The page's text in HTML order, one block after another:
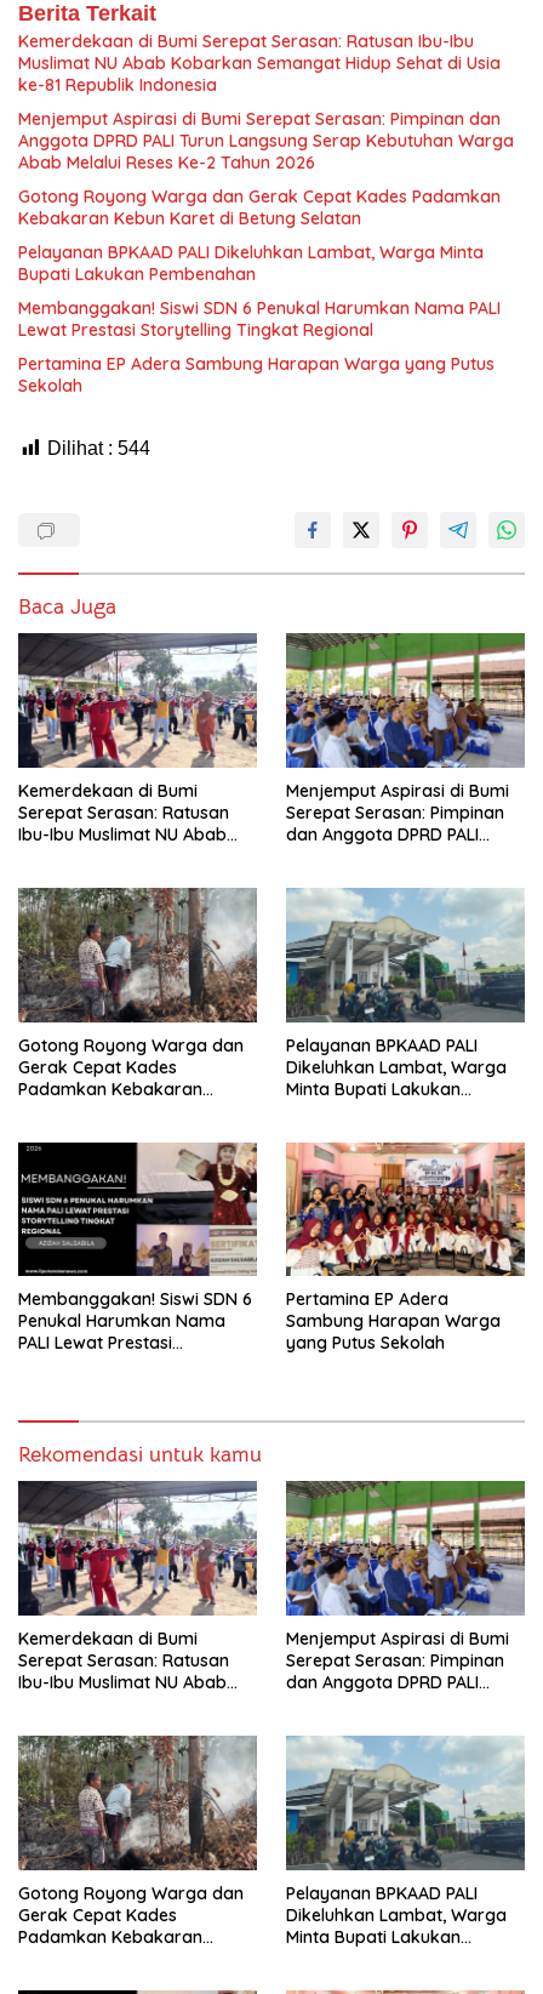
Berita Terkait
Kemerdekaan di Bumi Serepat Serasan: Ratusan Ibu-Ibu
Muslimat NU Abab Kobarkan Semangat Hidup Sehat di Usia
ke-81 Republik Indonesia
Menjemput Aspirasi di Bumi Serepat Serasan: Pimpinan dan
Anggota DPRD PALI Turun Langsung Serap Kebutuhan Warga
Abab Melalui Reses Ke-2 Tahun 2026
Gotong Royong Warga dan Gerak Cepat Kades Padamkan
Kebakaran Kebun Karet di Betung Selatan
Pelayanan BPKAAD PALI Dikeluhkan Lambat, Warga Minta
Bupati Lakukan Pembenahan
Membanggakan! Siswi SDN 6 Penukal Harumkan Nama PALI
Lewat Prestasi Storytelling Tingkat Regional
Pertamina EP Adera Sambung Harapan Warga yang Putus
Sekolah
Dilihat : 544
Baca Juga
Kemerdekaan di Bumi
Serepat Serasan: Ratusan
Ibu-Ibu Muslimat NU Abab
Indonesia
Menjemput Aspirasi di Bumi
Serepat Serasan: Pimpinan
dan Anggota DPRD PALI
Melalui Reses Ke-2 Tahun
2026
Gotong Royong Warga dan
Gerak Cepat Kades
Padamkan Kebakaran
Pelayanan BPKAAD PALI
Dikeluhkan Lambat, Warga
Minta Bupati Lakukan
Membanggakan! Siswi SDN 6
Penukal Harumkan Nama
PALI Lewat Prestasi
Pertamina EP Adera
Sambung Harapan Warga
yang Putus Sekolah
Rekomendasi untuk kamu
Kemerdekaan di Bumi
Serepat Serasan: Ratusan
Ibu-Ibu Muslimat NU Abab
Indonesia
Menjemput Aspirasi di Bumi
Serepat Serasan: Pimpinan
dan Anggota DPRD PALI
Melalui Reses Ke-2 Tahun
2026
Gotong Royong Warga dan
Gerak Cepat Kades
Padamkan Kebakaran
Pelayanan BPKAAD PALI
Dikeluhkan Lambat, Warga
Minta Bupati Lakukan